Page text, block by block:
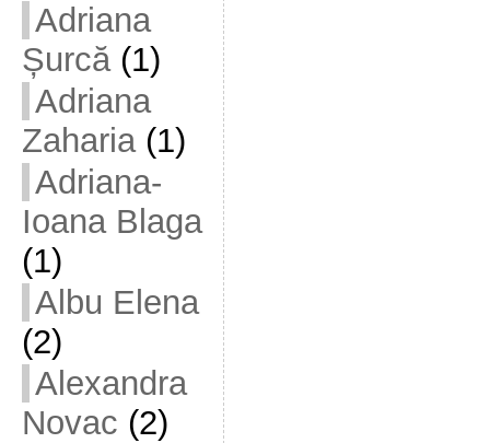
Adriana
Șurcă(1)
Adriana
Zaharia(1)
Adriana-
Ioana Blaga
(1)
Albu Elena
(2)
Alexandra
Novac (2)